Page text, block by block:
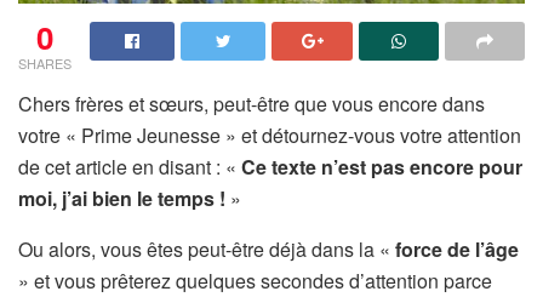
0
SHARES
Chers frères et sœurs, peut-être que vous encore dans
votre « Prime Jeunesse » et détournez-vous votre attention
de cet article en disant : « Ce texte n’est pas encore pour
moi, j’ai bien le temps ! »
Ou alors, vous êtes peut-être déjà dans la « force de l’âge
» et vous prêterez quelques secondes d’attention parce